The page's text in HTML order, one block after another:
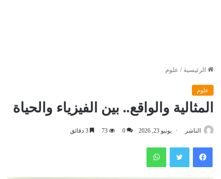
الرئيسية / علوم
علوم
المثالية والواقع.. بين الفيزياء والحياة
الناشر يونيو 23, 2026 0
73
فيسبوك تويتر واتساب